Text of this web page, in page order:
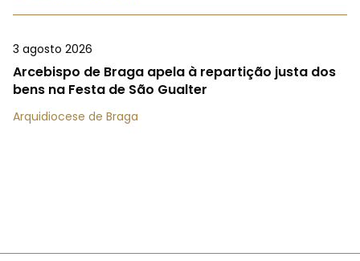
3 agosto 2026
Arcebispo de Braga apela à repartição justa dos
bens na Festa de São Gualter
Arquidiocese de Braga